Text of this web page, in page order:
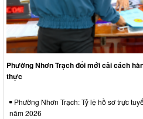
Phường Nhơn Trạch đổi mới cải cách
thực
Phường Nhơn Trạch: Tỷ lệ hồ sơ trực
năm 2026